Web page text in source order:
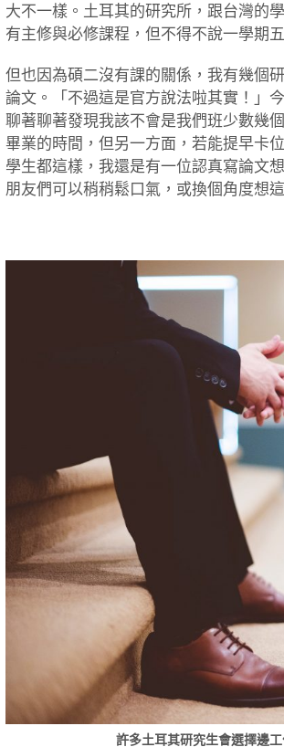
大不一樣。土耳其的研究所，跟台灣的
有主修與必修課程，但不得不說一學期
但也因為碩二沒有課的關係，我有幾個
論文。「不過這是官方說法啦其實！」
聊著聊著發現我該不會是我們班少數幾
畢業的時間，但另一方面，若能提早卡
學生都這樣，我還是有一位認真寫論文
朋友們可以稍稍鬆口氣，或換個角度想
許多土耳其研究生會選擇邊